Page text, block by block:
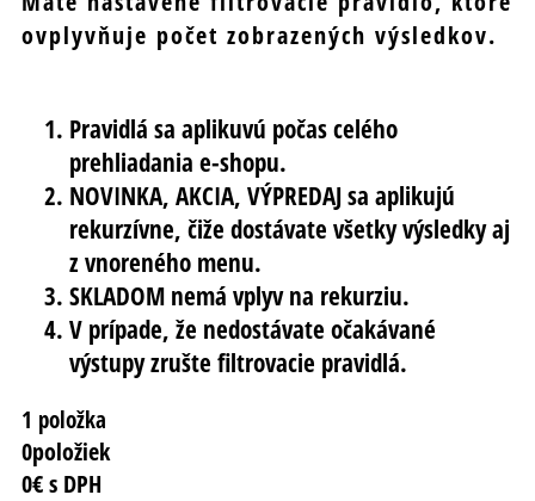
ovplyvňuje počet zobrazených výsledkov.
Pravidlá sa aplikuvú počas celého
prehliadania e-shopu.
NOVINKA, AKCIA, VÝPREDAJ sa aplikujú
rekurzívne, čiže dostávate všetky výsledky aj
z vnoreného menu.
SKLADOM nemá vplyv na rekurziu.
V prípade, že nedostávate očakávané
výstupy zrušte filtrovacie pravidlá.
1 položka
0položiek
0€ s DPH